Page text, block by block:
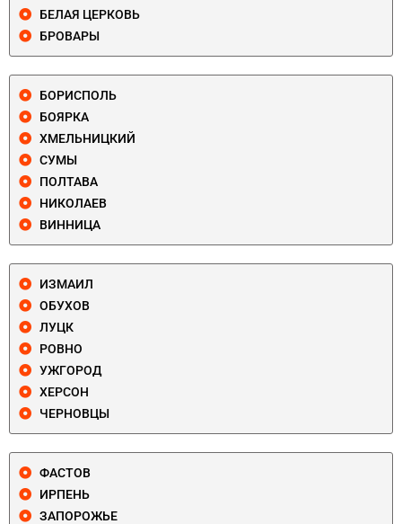
БЕЛАЯ ЦЕРКОВЬ
БРОВАРЫ
БОРИСПОЛЬ
БОЯРКА
ХМЕЛЬНИЦКИЙ
СУМЫ
ПОЛТАВА
НИКОЛАЕВ
ВИННИЦА
ИЗМАИЛ
ОБУХОВ
ЛУЦК
РОВНО
УЖГОРОД
ХЕРСОН
ЧЕРНОВЦЫ
ФАСТОВ
ИРПЕНЬ
ЗАПОРОЖЬЕ